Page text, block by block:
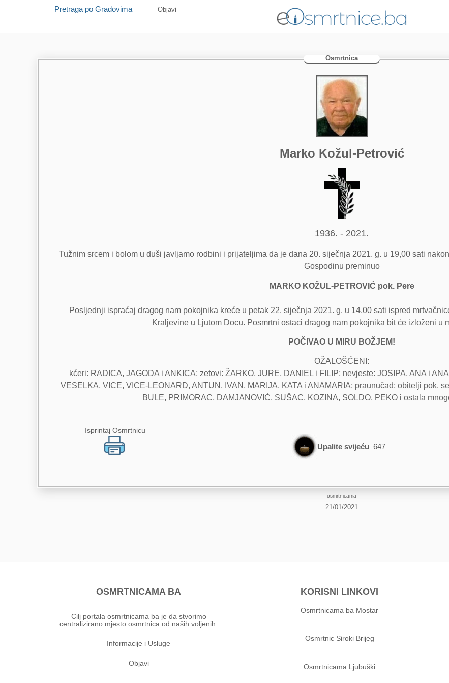
Pretraga po Gradovima Objavi
Osmrtnica
Marko Kožul-Petrović
1936. - 2021.
Tužnim srcem i bolom u duši javljamo rodbini i prijateljima da je dana 20. siječnja 2021. g. u 19,00 sati
Gospodinu preminuo
MARKO KOŽUL-PETROVIĆ pok. Pere
Posljednji ispraćaj dragog nam pokojnika kreće u petak 22. siječnja 2021. g. u 14,00 sati ispred
Kraljevine u Ljutom Docu. Posmrtni ostaci dragog nam pokojnika bit će izloženi u
POČIVAO U MIRU BOŽJEM!
OŽALOŠĆENI:
kćeri: RADICA, JAGODA i ANKICA; zetovi: ŽARKO, JURE, DANIEL i FILIP; nevjeste: JOSIPA, ANA i
VESELKA, VICE, VICE-LEONARD, ANTUN, IVAN, MARIJA, KATA i ANAMARIA; praunučad; obitelji pok.
BULE, PRIMORAC, DAMJANOVIĆ, SUŠAC, KOZINA, SOLDO, PEKO i ostala
Isprintaj Osmrtnicu
Upalite svijeću 647
osmrtnicama
21/01/2021
OSMRTNICAMA BA
Cilj portala osmrtnicama ba je da stvorimo
centralizirano mjesto osmrtnica od naših voljenih.
Informacije i Usluge
Objavi
KORISNI LINKOVI
Osmrtnicama ba Mostar
Osmrtnic Siroki Brijeg
Osmrtnicama Ljubuški